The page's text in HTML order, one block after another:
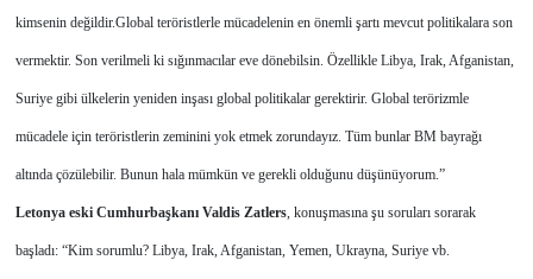
kimsenin değildir.Global teröristlerle mücadelenin en önemli şartı mevcut politikalara son
vermektir. Son verilmeli ki sığınmacılar eve dönebilsin. Özellikle Libya, Irak, Afganistan,
Suriye gibi ülkelerin yeniden inşası global politikalar gerektirir. Global terörizmle
mücadele için teröristlerin zeminini yok etmek zorundayız. Tüm bunlar BM bayrağı
altında çözülebilir. Bunun hala mümkün ve gerekli olduğunu düşünüyorum.”
Letonya eski Cumhurbaşkanı Valdis Zatlers, konuşmasına şu soruları sorarak
başladı: “Kim sorumlu? Libya, Irak, Afganistan, Yemen, Ukrayna, Suriye vb.